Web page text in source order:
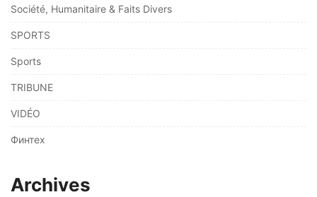
Société, Humanitaire & Faits Divers
SPORTS
Sports
TRIBUNE
VIDÉO
Финтех
Archives